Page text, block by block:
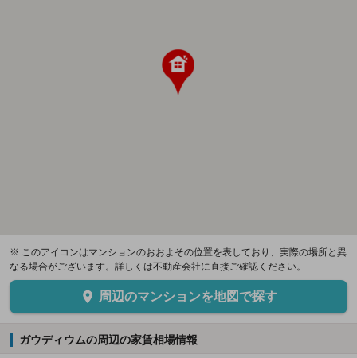
※ このアイコンはマンションのおおよその位置を表しており、実際の場所と異
なる場合がございます。詳しくは不動産会社に直接ご確認ください。
周辺のマンションを地図で探す
ガウディウムの周辺の家賃相場情報